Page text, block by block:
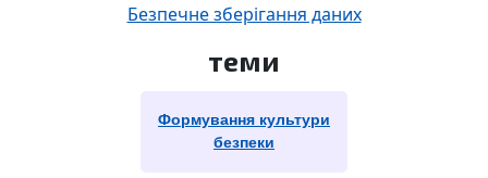
Безпечне зберігання даних
теми
Формування культури
безпеки